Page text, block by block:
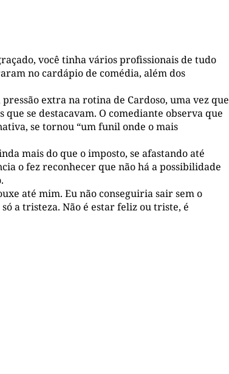
você tinha vários profissionais de tudo
no cardápio de comédia, além dos
extra na rotina de Cardoso, uma vez que
se destacavam. O comediante observa que
se tornou “um funil onde o mais
mais do que o imposto, se afastando até
o fez reconhecer que não há a possibilidade
até mim. Eu não conseguiria sair sem o
a tristeza. Não é estar feliz ou triste, é